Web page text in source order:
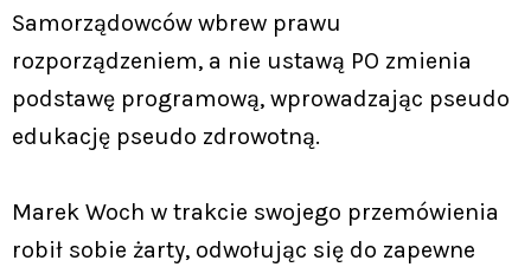
Samorządowców wbrew prawu
rozporządzeniem, a nie ustawą PO zmienia
podstawę programową, wprowadzając pseudo
edukację pseudo zdrowotną.
Marek Woch w trakcie swojego przemówienia
robił sobie żarty, odwołując się do zapewne